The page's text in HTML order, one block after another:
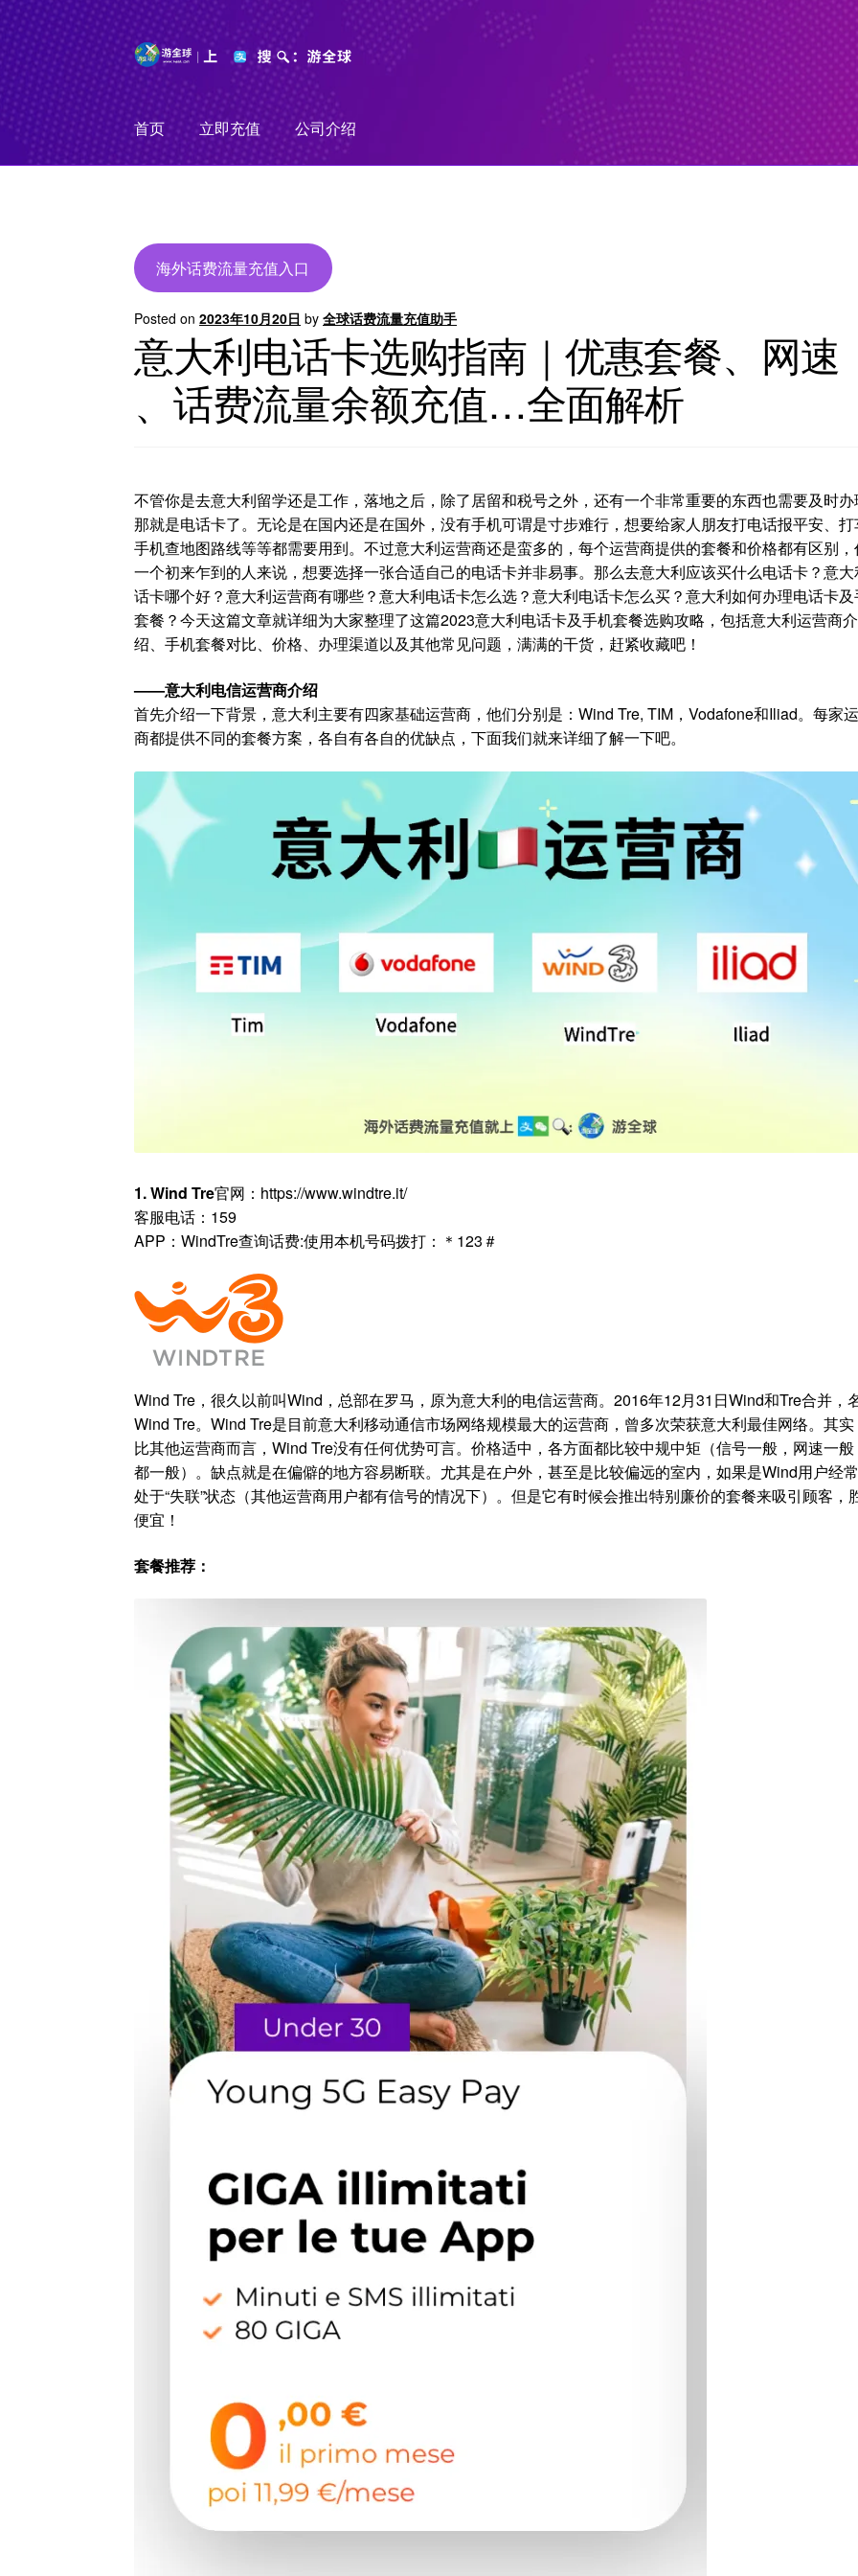
Skip
to
navigation
Skip
to
content
首页
立即充值 公司介绍
海外话费流量充值入口
Posted on2023年10月20日 by全球话费流量充值助手
意大利电话卡选购指南｜优惠套餐、网速
、话费流量余额充值…全面解析
不管你是去意大利留学还是工作，落地之后，除了居留和税号之外，还有一个非常重要的东西也需要及时办
那就是电话卡了。无论是在国内还是在国外，没有手机可谓是寸步难行，想要给家人朋友打电话报平安、打
手机查地图路线等等都需要用到。不过意大利运营商还是蛮多的，每个运营商提供的套餐和价格都有区别，
一个初来乍到的人来说，想要选择一张合适自己的电话卡并非易事。那么去意大利应该买什么电话卡？意
话卡哪个好？意大利运营商有哪些？意大利电话卡怎么选？意大利电话卡怎么买？意大利如何办理电话卡
套餐？今天这篇文章就详细为大家整理了这篇2023意大利电话卡及手机套餐选购攻略，包括意大利运营商介
绍、手机套餐对比、价格、办理渠道以及其他常见问题，满满的干货，赶紧收藏吧！
——意大利电信运营商介绍
首先介绍一下背景，意大利主要有四家基础运营商，他们分别是：Wind Tre, TIM，Vodafone和Iliad。每家
商都提供不同的套餐方案，各自有各自的优缺点，下面我们就来详细了解一下吧。
1. Wind Tre官网：https://www.windtre.it/
客服电话：159
APP：WindTre查询话费:使用本机号码拨打：＊123＃
Wind Tre，很久以前叫Wind，总部在罗马，原为意大利的电信运营商。2016年12月31日Wind和Tre合并，
Wind Tre。Wind Tre是目前意大利移动通信市场网络规模最大的运营商，曾多次荣获意大利最佳网络。其实
比其他运营商而言，Wind Tre没有任何优势可言。价格适中，各方面都比较中规中矩（信号一般，网速一般
都一般）。缺点就是在偏僻的地方容易断联。尤其是在户外，甚至是比较偏远的室内，如果是Wind用户经
处于“失联”状态（其他运营商用户都有信号的情况下）。但是它有时候会推出特别廉价的套餐来吸引顾客，
便宜！
套餐推荐：